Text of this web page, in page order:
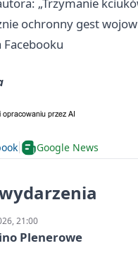
ochronny gest
Google News
21:00
Plenerowe